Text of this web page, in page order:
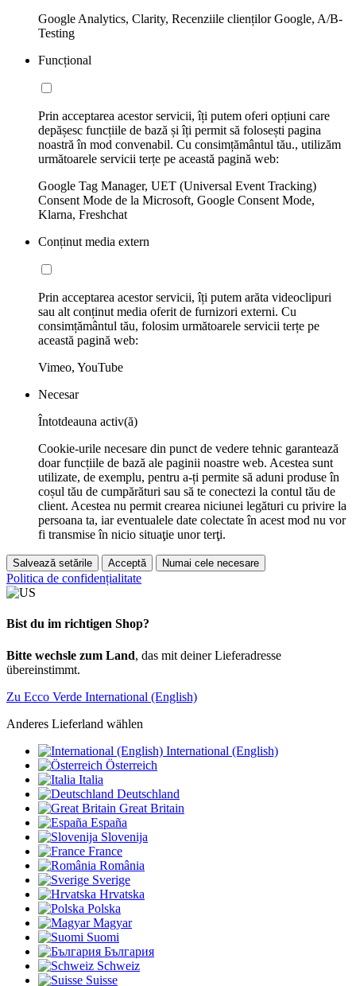
Google Analytics, Clarity, Recenziile clienților Google, A/B-
Testing
Funcțional
Prin acceptarea acestor servicii, îți putem oferi opțiuni care
depășesc funcțiile de bază și îți permit să folosești pagina
noastră în mod convenabil. Cu consimțământul tău., utilizăm
următoarele servicii terțe pe această pagină web:
Google Tag Manager, UET (Universal Event Tracking)
Consent Mode de la Microsoft, Google Consent Mode,
Klarna, Freshchat
Conținut media extern
Prin acceptarea acestor servicii, îți putem arăta videoclipuri
sau alt conținut media oferit de furnizori externi. Cu
consimțământul tău, folosim următoarele servicii terțe pe
această pagină web:
Vimeo, YouTube
Necesar
Întotdeauna activ(ă)
Cookie-urile necesare din punct de vedere tehnic garantează
doar funcțiile de bază ale paginii noastre web. Acestea sunt
utilizate, de exemplu, pentru a-ți permite să aduni produse în
coșul tău de cumpărături sau să te conectezi la contul tău de
client. Acestea nu permit crearea niciunei legături cu privire la
persoana ta, iar eventualele date colectate în acest mod nu vor
fi transmise în nicio situaţie unor terţi.
Salvează setările Acceptă Numai cele necesare
Politica de confidențialitate
Bist du im richtigen Shop?
Bitte wechsle zum Land, das mit deiner Lieferadresse
übereinstimmt.
Zu Ecco Verde International (English)
Anderes Lieferland wählen
International (English)
Österreich
Italia
Deutschland
Great Britain
España
Slovenija
France
România
Sverige
Hrvatska
Polska
Magyar
Suomi
България
Schweiz
Suisse